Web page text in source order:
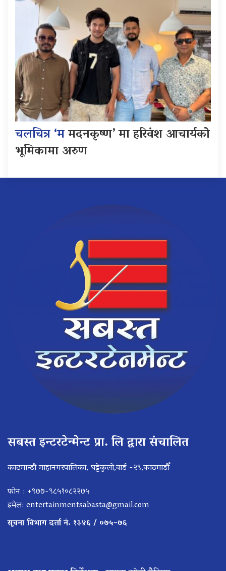
चलचित्र ‘ममदनकृष्ण’ मा हरिवंश आचार्यको
भूमिकामा अरुण
सबस्त इन्टरटेन्मेन्ट प्रा. लि द्वारा संचालित
काठमान्डौ माहानगरपालिका, घट्टेकुलो,वार्ड -२९,काठमाडौँ
फोन : +९७७-९८५१०८२२७५
इमेल: entertainmentsabasta@gmail.com
सूचना विभाग दर्ता नं. १३४६ / ०७५–७६